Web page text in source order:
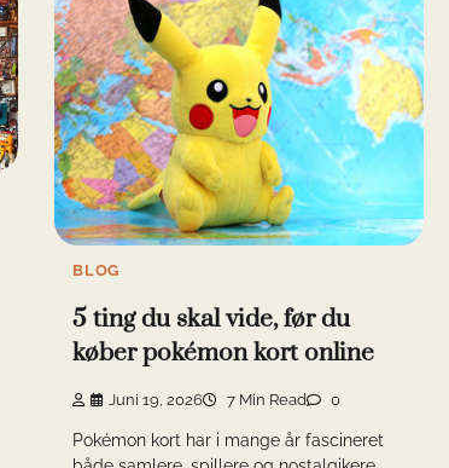
BLOG
5 ting du skal vide, før du
køber pokémon kort online
Juni 19, 2026 7 Min Read 0
Pokémon kort har i mange år fascineret